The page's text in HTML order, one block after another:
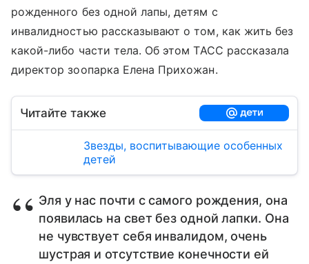
рожденного без одной лапы, детям с
инвалидностью рассказывают о том, как жить без
какой-либо части тела. Об этом ТАСС рассказала
директор зоопарка Елена Прихожан.
Читайте также
Звезды, воспитывающие особенных
детей
Эля у нас почти с самого рождения, она
появилась на свет без одной лапки. Она
не чувствует себя инвалидом, очень
шустрая и отсутствие конечности ей